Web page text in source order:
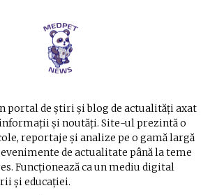
portal de știri și blog de actualități axat
și noutăți. Site-ul prezintă o
reportaje și analize pe o gamă largă
evenimente de actualitate până la teme
Funcționează ca un mediu digital
și educației.